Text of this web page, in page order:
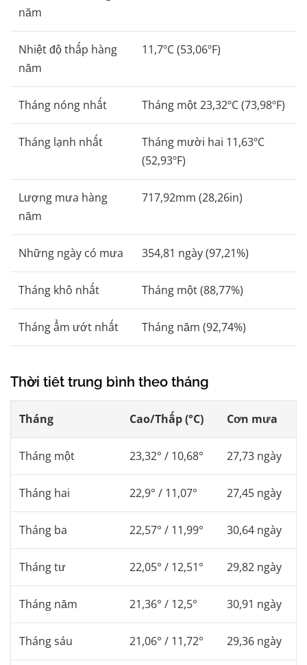
năm
Nhiệt độ thấp hàng
năm
11,7ºC (53,06ºF)
Tháng nóng nhất Tháng một 23,32ºC (73,98ºF)
Tháng lạnh nhất
Tháng mười hai 11,63ºC
(52,93ºF)
Lượng mưa hàng
năm
717,92mm (28,26in)
Những ngày có mưa 354,81 ngày (97,21%)
Tháng khô nhất Tháng một (88,77%)
Tháng ẩm ướt nhất Tháng năm (92,74%)
Thời tiết trung bình theo tháng
Tháng Cao/Thấp (°C) Cơn mưa
Tháng một 23,32° / 10,68° 27,73 ngày
Tháng hai 22,9° / 11,07° 27,45 ngày
Tháng ba 22,57° / 11,99° 30,64 ngày
Tháng tư 22,05° / 12,51° 29,82 ngày
Tháng năm 21,36° / 12,5° 30,91 ngày
Tháng sáu 21,06° / 11,72° 29,36 ngày